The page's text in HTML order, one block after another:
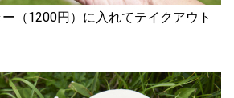
（1200円）に入れてテイクアウト